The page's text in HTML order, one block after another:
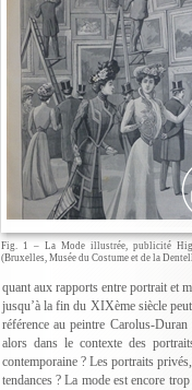
Fig. 1 – La Mode illustrée, publicité
(Bruxelles, Musée du Costume et de la
quant aux rapports entre portrait et
jusqu’à la fin du XIXème siècle
référence au peintre Carolus-
alors dans le contexte des
contemporaine ? Les portraits
tendances ? La mode est encore